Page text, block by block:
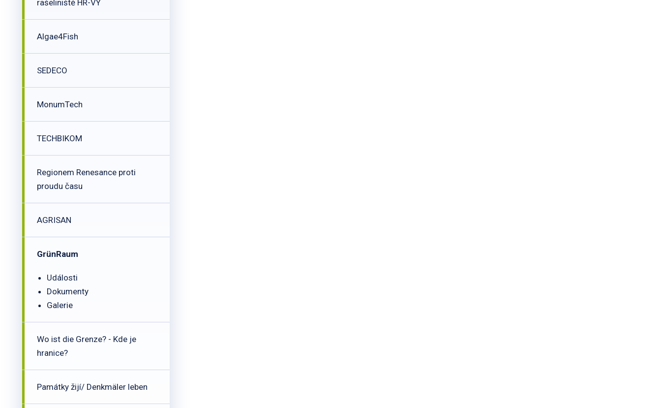
rašeliniště HR-VY
Algae4Fish
SEDECO
MonumTech
TECHBIKOM
Regionem Renesance proti
proudu času
AGRISAN
GrünRaum
Události
Dokumenty
Galerie
Wo ist die Grenze? - Kde je
hranice?
Památky žijí/ Denkmäler leben